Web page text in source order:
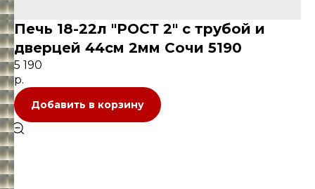
Печь 18-22л "РОСТ 2" с трубой и
дверцей 44см 2мм Сочи 5190
5 190
р.
Добавить в корзину